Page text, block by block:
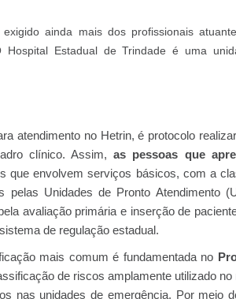
ainda mais dos profissionais
Estadual de Trindadeé uma
atendimento no Hetrin, é protocolo
clínico. Assim,as pessoas que
que envolvem serviços básicos, com a
pelas Unidades de Pronto Atendimento
avaliação primária e inserção de
de regulação estadual.
mais comum é fundamentada no
de riscos amplamente utilizado no
nas unidades de emergência. Por meio